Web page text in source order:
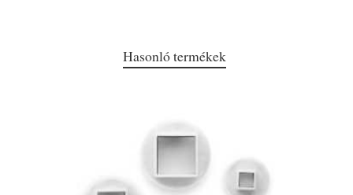
Hasonló termékek